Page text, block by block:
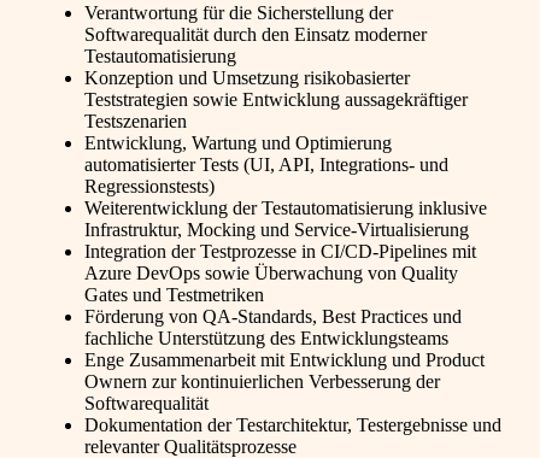
Verantwortung für die Sicherstellung der
Softwarequalität durch den Einsatz moderner
Testautomatisierung
Konzeption und Umsetzung risikobasierter
Teststrategien sowie Entwicklung aussagekräftiger
Testszenarien
Entwicklung, Wartung und Optimierung
automatisierter Tests (UI, API, Integrations- und
Regressionstests)
Weiterentwicklung der Testautomatisierung inklusive
Infrastruktur, Mocking und Service-Virtualisierung
Integration der Testprozesse in CI/CD-Pipelines mit
Azure DevOps sowie Überwachung von Quality
Gates und Testmetriken
Förderung von QA-Standards, Best Practices und
fachliche Unterstützung des Entwicklungsteams
Enge Zusammenarbeit mit Entwicklung und Product
Ownern zur kontinuierlichen Verbesserung der
Softwarequalität
Dokumentation der Testarchitektur, Testergebnisse und
relevanter Qualitätsprozesse